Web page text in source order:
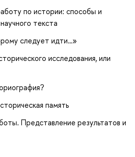
по истории: способы и
текста
следует идти…»
исследования, или
память
Представление результатов и